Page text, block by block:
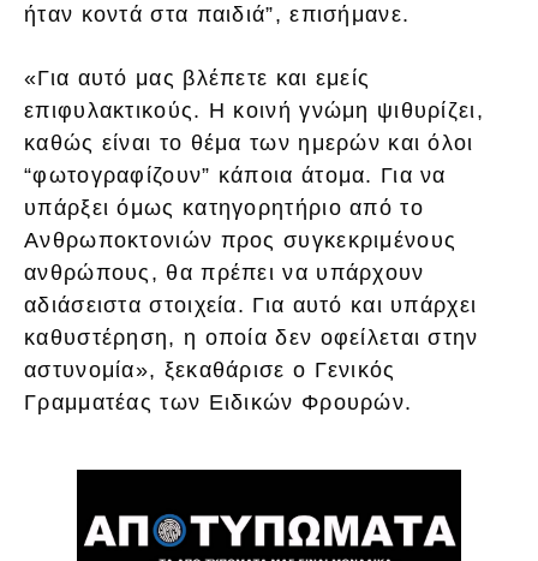
ήταν κοντά στα παιδιά”, επισήμανε.
«Για αυτό μας βλέπετε και εμείς
επιφυλακτικούς. Η κοινή γνώμη ψιθυρίζει,
καθώς είναι το θέμα των ημερών και όλοι
“φωτογραφίζουν” κάποια άτομα. Για να
υπάρξει όμως κατηγορητήριο από το
Ανθρωποκτονιών προς συγκεκριμένους
ανθρώπους, θα πρέπει να υπάρχουν
αδιάσειστα στοιχεία. Για αυτό και υπάρχει
καθυστέρηση, η οποία δεν οφείλεται στην
αστυνομία», ξεκαθάρισε ο Γενικός
Γραμματέας των Ειδικών Φρουρών.